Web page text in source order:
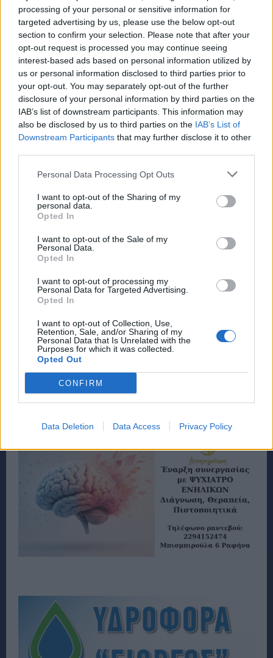
processing of your personal or sensitive information for
targeted advertising by us, please use the below opt-out
section to confirm your selection. Please note that after your
opt-out request is processed you may continue seeing
interest-based ads based on personal information utilized by
us or personal information disclosed to third parties prior to
your opt-out. You may separately opt-out of the further
disclosure of your personal information by third parties on the
IAB’s list of downstream participants. This information may
also be disclosed by us to third parties on the IAB’s List of
Downstream Participants that may further disclose it to other
Personal Data Processing Opt Outs
I want to opt-out of the Sharing of my
personal data.
Opted In
I want to opt-out of the Sale of my
Personal Data.
Opted In
I want to opt-out of processing my
Personal Data for Targeted Advertising.
Opted In
I want to opt-out of Collection, Use,
Retention, Sale, and/or Sharing of my
Personal Data that Is Unrelated with the
Purposes for which it was collected.
Opted Out
CONFIRM
Data Deletion Data Access Privacy Policy